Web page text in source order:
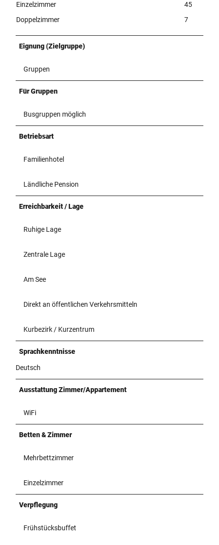
Einzelzimmer
45
Doppelzimmer
7
Eignung (Zielgruppe)
Gruppen
Für Gruppen
Busgruppen möglich
Betriebsart
Familienhotel
Ländliche Pension
Erreichbarkeit / Lage
Ruhige Lage
Zentrale Lage
Am See
Direkt an öffentlichen Verkehrsmitteln
Kurbezirk / Kurzentrum
Sprachkenntnisse
Deutsch
Ausstattung Zimmer/Appartement
WiFi
Betten & Zimmer
Mehrbettzimmer
Einzelzimmer
Verpflegung
Frühstücksbuffet